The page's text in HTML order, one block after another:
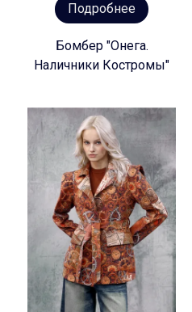
Подробнее
Бомбер "Онега.
Наличники Костромы"